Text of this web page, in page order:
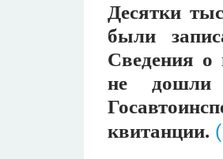
Десятки
были
Сведения о
не дошли
квитанции.